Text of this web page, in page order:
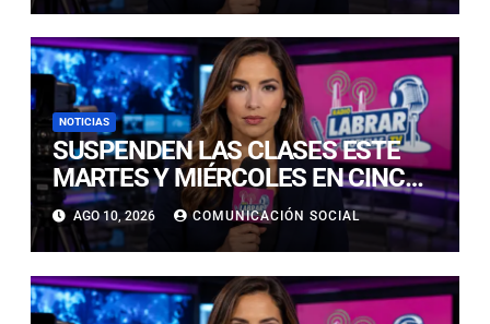
NOTICIAS
SUSPENDEN LAS CLASES ESTE
MARTES Y MIÉRCOLES EN CINCO
COMUNAS DE LAS PROVINCIAS
DE COPIAPÓ Y CHAÑARAL
AGO 10, 2026 COMUNICACIÓN SOCIAL